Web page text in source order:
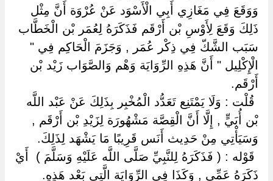
وَوَقَعَ فِي مَغَازِي أَبِي الْأَسْوَد عَنْ عُرْوَة أَنَّ مِثْل
ذَلِكَ وَقَعَ لِأَوْسِ بْن أَرْقَم فَذَكَرَهُ لِعُمَر بْن الْخَطَّاب
سَبَب الشَّكّ فِي ذِكْر عُمَر , وَجَزَمَ الْحَاكِم فِي "
الْإِكْلِيل " أَنَّ هَذِهِ الرِّوَايَة وَهْم وَالصَّوَاب زَيْد بْن
أَرْقَم.
‏ ‏قُلْت : وَلَا يَمْتَنِع تَعَدُّد الْمُخْبِر بِذَلِكَ عَنْ عَبْد اللَّه
بْن أُبَيٍّ , إِلَّا أَنَّ الْقِصَّة مَشْهُورَة لِزَيْدِ بْن أَرْقَم ,
وَسَيَأْتِي مِنْ حَدِيث أَنَس قَرِيبًا مَا يَشْهَد لِذَلِكَ.
‏ ‏قَوْله : ( فَذَكَرَهُ لِلنَّبِيِّ صَلَّى اللَّه عَلَيْهِ وَسَلَّمَ ) ‏ ‏أَيْ
ذَكَرَهُ عَمِّي , وَكَذَا فِي الرِّوَايَة الَّتِي بَعْد هَذِهِ.